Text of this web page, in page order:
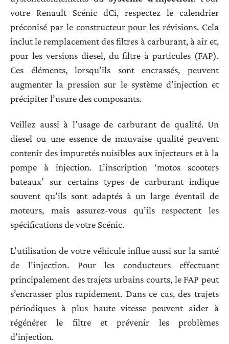
votre Renault Scénic dCi, respectez le calendrier
préconisé par le constructeur pour les révisions. Cela
inclut le remplacement des filtres à carburant, à air et,
pour les versions diesel, du filtre à particules (FAP).
Ces éléments, lorsqu’ils sont encrassés, peuvent
augmenter la pression sur le système d’injection et
précipiter l’usure des composants.
Veillez aussi à l’usage de carburant de qualité. Un
diesel ou une essence de mauvaise qualité peuvent
contenir des impuretés nuisibles aux injecteurs et à la
pompe à injection. L’inscription ‘motos scooters
bateaux’ sur certains types de carburant indique
souvent qu’ils sont adaptés à un large éventail de
moteurs, mais assurez-vous qu’ils respectent les
spécifications de votre Scénic.
L’utilisation de votre véhicule influe aussi sur la santé
de l’injection. Pour les conducteurs effectuant
principalement des trajets urbains courts, le FAP peut
s’encrasser plus rapidement. Dans ce cas, des trajets
périodiques à plus haute vitesse peuvent aider à
régénérer le filtre et prévenir les problèmes
d’injection.